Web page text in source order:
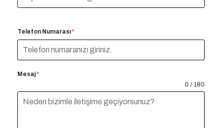
Telefon Numarası*
Mesaj*
0 / 180